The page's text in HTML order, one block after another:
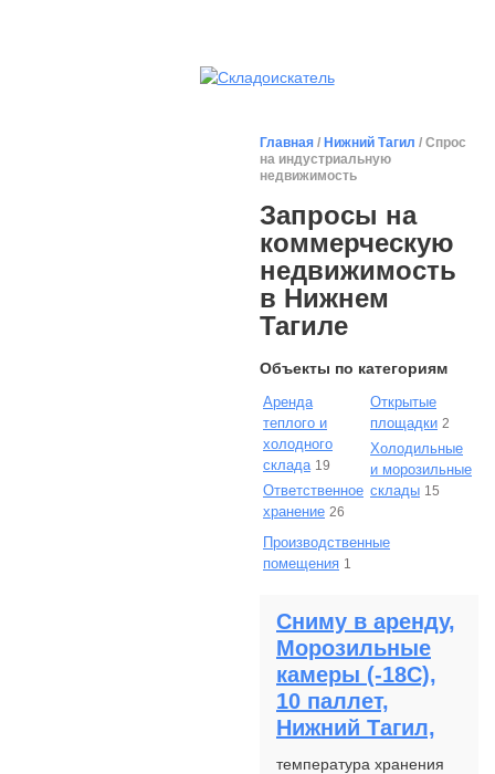
Главная / Нижний Тагил / Спрос
на индустриальную
недвижимость
Запросы на
коммерческую
недвижимость
в Нижнем
Тагиле
Объекты по категориям
Аренда
теплого и
холодного
склада 19
Ответственное
хранение 26
Открытые
площадки 2
Холодильные
и морозильные
склады 15
Производственные
помещения 1
Сниму в аренду,
Морозильные
камеры (-18С),
10 паллет,
Нижний Тагил,
температура хранения